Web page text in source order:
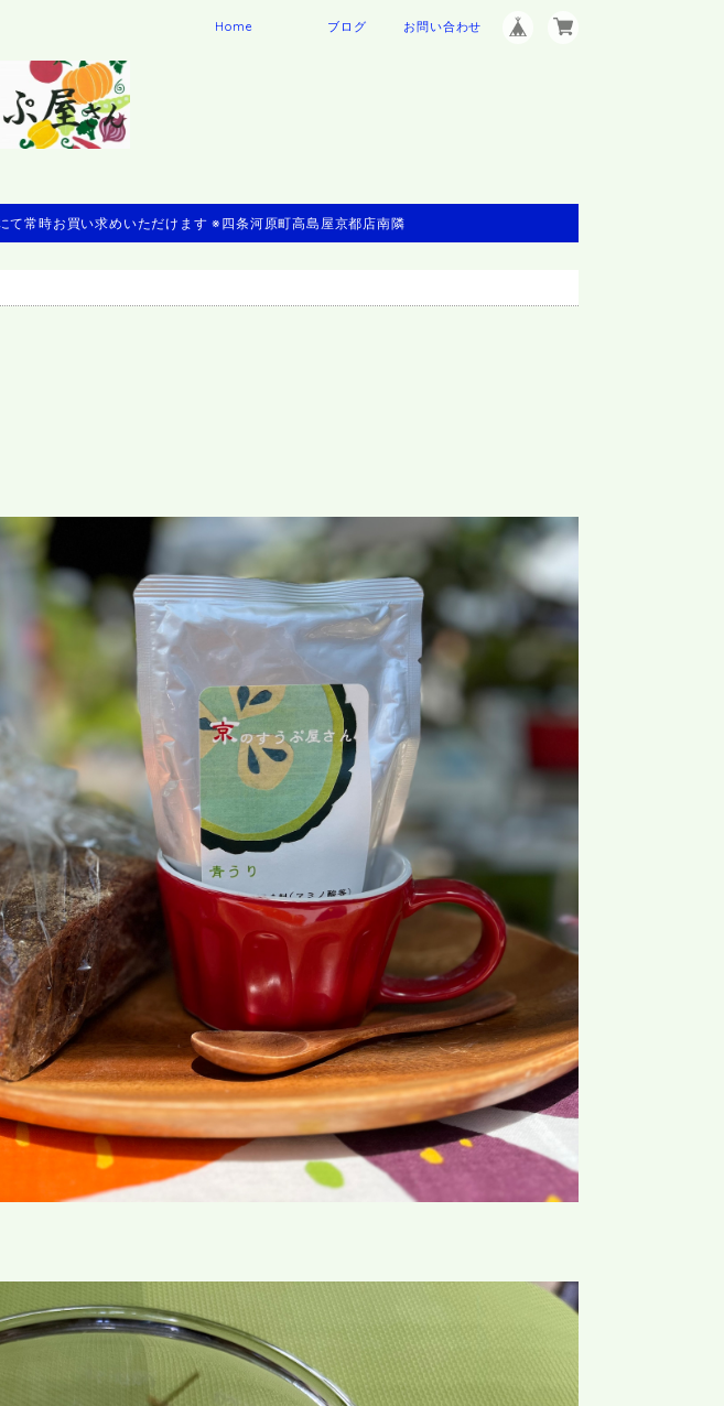
Home ブログ お問い合わせ
常時お買い求めいただけます ※四条河原町高島屋京都店南隣